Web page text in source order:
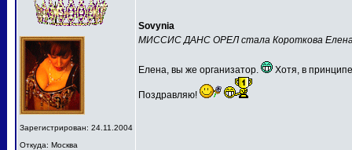
Зарегистрирован: 24.11.2004
Откуда: Москва
Sovynia
МИССИС ДАНС ОРЕЛ стала Короткова
Елена, вы же организатор. Хотя, в
Поздравляю!